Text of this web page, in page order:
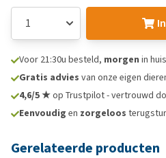
Voor 21:30u besteld, morgen in
Gratis advies van onze eigen
4,6/5 ★op Trustpilot - vertrouwd
Eenvoudig en zorgeloos
Gerelateerde producten